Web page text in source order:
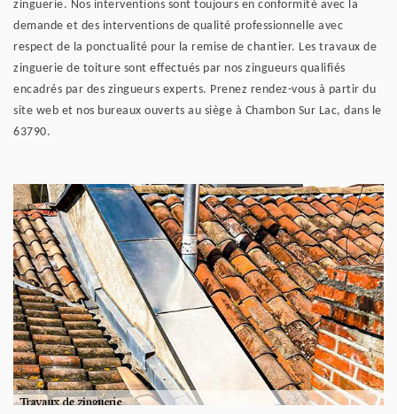
zinguerie. Nos interventions sont toujours en conformité avec la
demande et des interventions de qualité professionnelle avec
respect de la ponctualité pour la remise de chantier. Les travaux de
zinguerie de toiture sont effectués par nos zingueurs qualifiés
encadrés par des zingueurs experts. Prenez rendez-vous à partir du
site web et nos bureaux ouverts au siège à Chambon Sur Lac, dans le
63790.